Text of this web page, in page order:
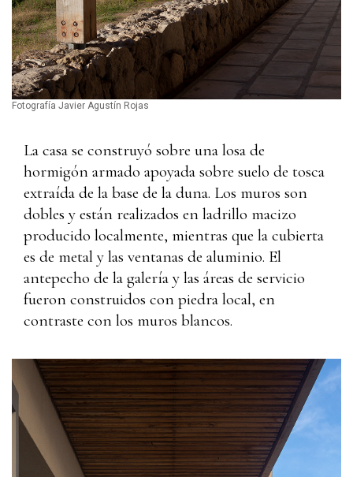
Fotografía Javier Agustín Rojas
La casa se construyó sobre una losa de
hormigón armado apoyada sobre suelo de tosca
extraída de la base de la duna. Los muros son
dobles y están realizados en ladrillo macizo
producido localmente, mientras que la cubierta
es de metal y las ventanas de aluminio. El
antepecho de la galería y las áreas de servicio
fueron construidos con piedra local, en
contraste con los muros blancos.